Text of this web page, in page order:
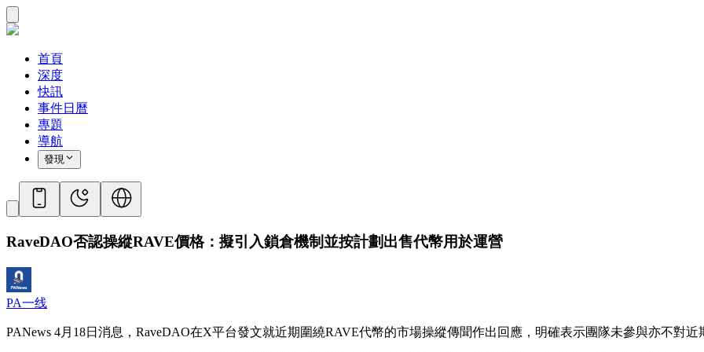
首頁
深度
快訊
事件日曆
專題
導航
發現
RaveDAO否認操縱RAVE價格：擬引入鎖倉機制並按計劃出售代幣用於運營
PA一线
PANews 4月18日消息，RaveDAO在X平台發文就近期圍繞RAVE代幣的市場操縱傳聞作出回應，明確表示團隊未參與亦不對近